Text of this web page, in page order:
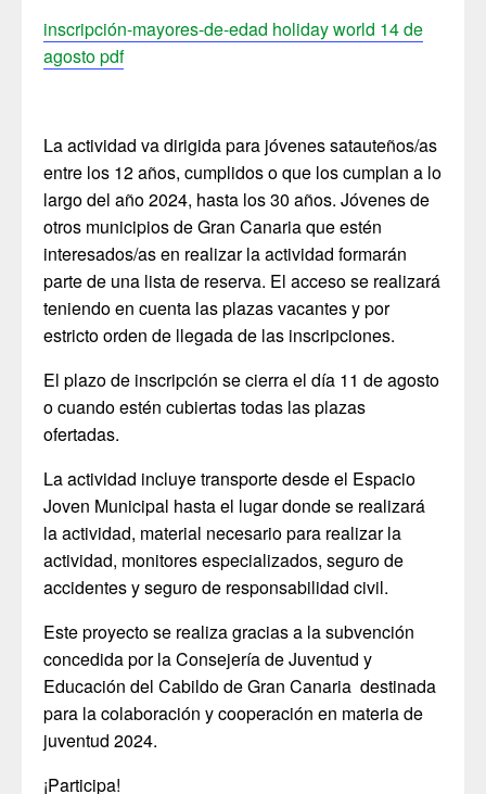
inscripción-mayores-de-edad holiday world 14 de
agosto pdf
La actividad va dirigida para jóvenes satauteños/as
entre los 12 años, cumplidos o que los cumplan a lo
largo del año 2024, hasta los 30 años. Jóvenes de
otros municipios de Gran Canaria que estén
interesados/as en realizar la actividad formarán
parte de una lista de reserva. El acceso se realizará
teniendo en cuenta las plazas vacantes y por
estricto orden de llegada de las inscripciones.
El plazo de inscripción se cierra el día 11 de agosto
o cuando estén cubiertas todas las plazas
ofertadas.
La actividad incluye transporte desde el Espacio
Joven Municipal hasta el lugar donde se realizará
la actividad, material necesario para realizar la
actividad, monitores especializados, seguro de
accidentes y seguro de responsabilidad civil.
Este proyecto se realiza gracias a la subvención
concedida por la Consejería de Juventud y
Educación del Cabildo de Gran Canaria destinada
para la colaboración y cooperación en materia de
juventud 2024.
¡Participa!